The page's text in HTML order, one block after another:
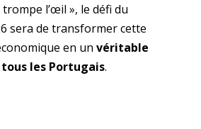
l’œil », le défi du
sera de transformer cette
en un véritable
les Portugais.